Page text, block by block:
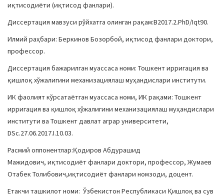
иқтисодиёти (иқтисод фанлари).
Диссертация мавзуси рўйхатга олинган рақам:B2017.2.PhD/Iqt90.
Илмий раҳбари: Беркинов Бозорбой, иқтисод фанлари доктори,
профессор.
Диссертация бажарилган муассаса номи: Тошкент ирригация ва
қишлоқ хўжалигини механизациялаш муҳандислари институти.
ИК фаолият кўрсатаётган муассаса номи, ИК рақами: Тошкент
ирригация ва қишлоқ хўжалигини механизациялаш муҳандислари
институти ва Тошкент давлат аграр университети,
DSc.27.06.2017.I.10.03.
Расмий оппонентлар:Қодиров Абдурашид
Мажидович, иқтисодиёт фанлари доктори, профессор, Жумаев
Отабек Толибович,иқтисодиёт фанлари номзоди, доцент.
Етакчи ташкилот номи: Ўзбекистон Республикаси Қишлоқ ва сув